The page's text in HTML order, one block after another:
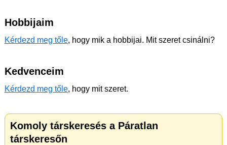
Hobbijaim
Kérdezd meg tőle, hogy mik a hobbijai. Mit szeret csinálni?
Kedvenceim
Kérdezd meg tőle, hogy mit szeret.
Komoly társkeresés a Páratlan
társkeresőn